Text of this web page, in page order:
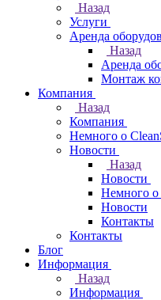
Назад
Услуги
Аренда
Назад
Аренда
Монтаж
Компания
Назад
Компания
Немного о
Новости
Назад
Новости
Немного о
Новости
Контакты
Контакты
Блог
Информация
Назад
Информация